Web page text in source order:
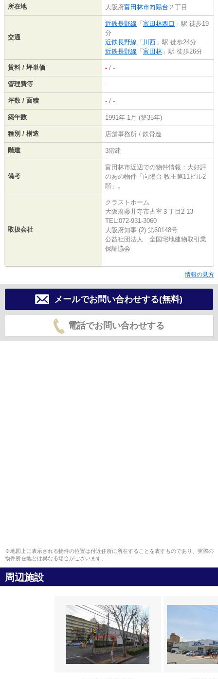
所在地 大阪府富田林市向陽台 ２丁目
交通
近鉄長野線 「 富田林西口 」駅 徒歩19
分
近鉄長野線 「 川西 」駅 徒歩24分
近鉄長野線 「 富田林 」駅 徒歩26分
賃料 / 坪単価 - / -
管理費等 -
坪数 / 面積 - / -
築年数 1991年 1月 (築35年)
種別 / 構造 店舗事務所 / 鉄骨造
階建 3階建
備考
富田林市近辺での物件情報：大好評
のあの物件「向陽台 牧主第11ビル2
階」。
取扱会社
クラストホーム
大阪府藤井寺市古室３丁目2-13
TEL:072-931-3060
大阪府知事 (2) 第60148号
公益社団法人 全国宅地建物取引業
保証協会
情報の見方
メールでお問い合わせする(無料)
電話でお問い合わせする
※地図上に表示される物件の位置は付近住所に所在することを表すものであり、実際の
物件所在地とは異なる場合がございます。
周辺施設